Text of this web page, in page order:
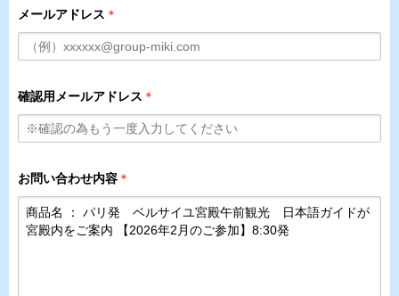
メールアドレス ＊
確認用メールアドレス ＊
お問い合わせ内容 ＊